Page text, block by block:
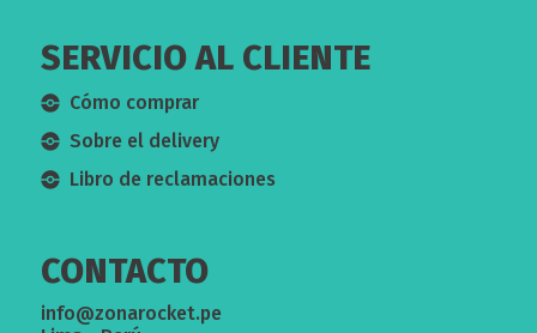
SERVICIO AL CLIENTE
Cómo comprar
Sobre el delivery
Libro de reclamaciones
CONTACTO
info@zonarocket.pe